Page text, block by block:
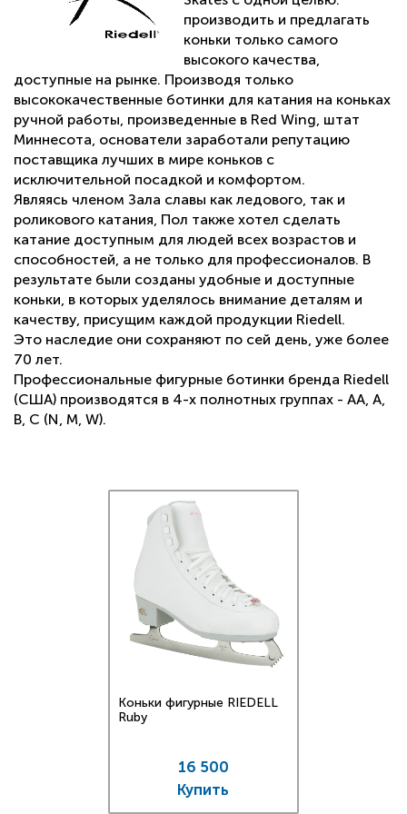
производить и предлагать
коньки только самого
высокого качества,
доступные на рынке. Производя только
высококачественные ботинки для катания на коньках
ручной работы, произведенные в Red Wing, штат
Миннесота, основатели заработали репутацию
поставщика лучших в мире коньков с
исключительной посадкой и комфортом.
Являясь членом Зала славы как ледового, так и
роликового катания, Пол также хотел сделать
катание доступным для людей всех возрастов и
способностей, а не только для профессионалов. В
результате были созданы удобные и доступные
коньки, в которых уделялось внимание деталям и
качеству, присущим каждой продукции Riedell.
Это наследие они сохраняют по сей день, уже более
70 лет.
Профессиональные фигурные ботинки бренда Riedell
(США) производятся в 4-х полнотных группах - AA, A,
B, C (N, M, W).
Коньки фигурные RIEDELL
Ruby
16 500
Купить